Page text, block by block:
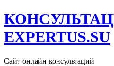
EXPERTUS.SU
Сайт онлайн консультаций